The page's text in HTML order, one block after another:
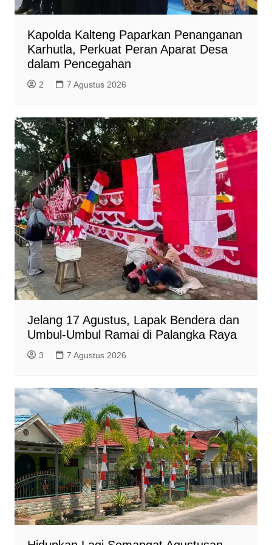
Kapolda Kalteng Paparkan Penanganan
Karhutla, Perkuat Peran Aparat Desa
dalam Pencegahan
2 7 Agustus 2026
Jelang 17 Agustus, Lapak Bendera dan
Umbul-Umbul Ramai di Palangka Raya
3 7 Agustus 2026